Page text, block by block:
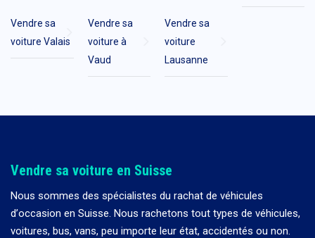
Vendre sa
voiture Valais
Vendre sa
voiture à
Vaud
Vendre sa
voiture
Lausanne
Vendre sa voiture en Suisse
Nous sommes des spécialistes du rachat de véhicules
d’occasion en Suisse. Nous rachetons tout types de véhicules,
voitures, bus, vans, peu importe leur état, accidentés ou non.